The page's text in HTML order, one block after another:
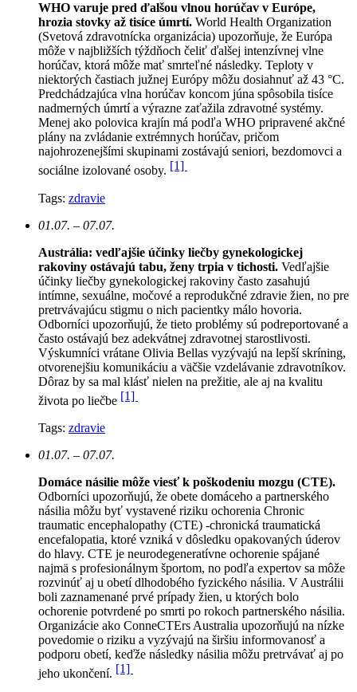
WHO varuje pred ďalšou vlnou horúčav v Európe,
hrozia stovky až tisíce úmrtí. World Health Organization
(Svetová zdravotnícka organizácia) upozorňuje, že Európa
môže v najbližších týždňoch čeliť ďalšej intenzívnej vlne
horúčav, ktorá môže mať smrteľné následky. Teploty v
niektorých častiach južnej Európy môžu dosiahnuť až 43 °C.
Predchádzajúca vlna horúčav koncom júna spôsobila tisíce
nadmerných úmrtí a výrazne zaťažila zdravotné systémy.
Menej ako polovica krajín má podľa WHO pripravené akčné
plány na zvládanie extrémnych horúčav, pričom
najohrozenejšími skupinami zostávajú seniori, bezdomovci a
sociálne izolované osoby. [1]
Tags: zdravie
01.07. – 07.07.
Austrália: vedľajšie účinky liečby gynekologickej
rakoviny ostávajú tabu, ženy trpia v tichosti. Vedľajšie
účinky liečby gynekologickej rakoviny často zasahujú
intímne, sexuálne, močové a reprodukčné zdravie žien, no pre
pretrvávajúcu stigmu o nich pacientky málo hovoria.
Odborníci upozorňujú, že tieto problémy sú podreportované a
často ostávajú bez adekvátnej zdravotnej starostlivosti.
Výskumníci vrátane Olivia Bellas vyzývajú na lepší skríning,
otvorenejšiu komunikáciu a väčšie vzdelávanie zdravotníkov.
Dôraz by sa mal klásť nielen na prežitie, ale aj na kvalitu
života po liečbe [1]
Tags: zdravie
01.07. – 07.07.
Domáce násilie môže viesť k poškodeniu mozgu (CTE).
Odborníci upozorňujú, že obete domáceho a partnerského
násilia môžu byť vystavené riziku ochorenia Chronic
traumatic encephalopathy (CTE) -chronická traumatická
encefalopatia, ktoré vzniká v dôsledku opakovaných úderov
do hlavy. CTE je neurodegeneratívne ochorenie spájané
najmä s profesionálnym športom, no podľa expertov sa môže
rozvinúť aj u obetí dlhodobého fyzického násilia. V Austrálii
boli zaznamenané prvé prípady žien, u ktorých bolo
ochorenie potvrdené po smrti po rokoch partnerského násilia.
Organizácie ako ConneCTErs Australia upozorňujú na nízke
povedomie o riziku a vyzývajú na širšiu informovanosť a
podporu obetí, keďže následky násilia môžu pretrvávať aj po
jeho ukončení. [1]